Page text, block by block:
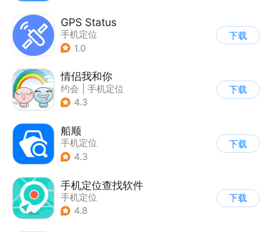
GPS Status
手机定位
1.0
下载
情侣我和你
约会
手机定位
4.3
下载
船顺
手机定位
4.3
下载
手机定位查找软件
手机定位
4.8
下载